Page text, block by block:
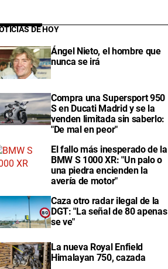
DE HOY
Ángel Nieto, el hombre que
nunca se irá
Compra una Supersport 950
S en Ducati Madrid y se la
venden limitada sin saberlo:
"De mal en peor"
El fallo más inesperado de la
BMW S 1000 XR: "Un palo o
una piedra encienden la
avería de motor"
Caza otro radar ilegal de la
DGT: "La señal de 80 apenas
se ve"
La nueva Royal Enfield
Himalayan 750, cazada